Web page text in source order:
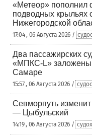
«Метеор» пополнил
подводных крыльях
Нижегородской
17:04 , 06 Августа 2026 /
Два пассажирских
«МПКС-L»
Самаре
15:57 , 06 Августа 2026 /
Севморпуть
— Цыбульский
14:19 , 06 Августа 2026 /